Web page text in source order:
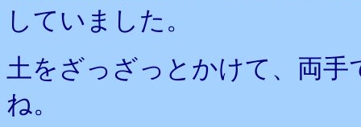
していました。
土をざっざっとかけて、両
ね。